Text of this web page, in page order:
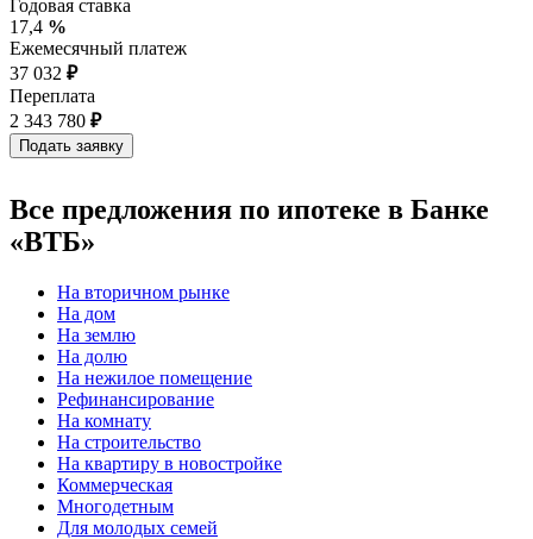
Годовая ставка
17,4 %
Ежемесячный платеж
37 032 ₽
Переплата
2 343 780 ₽
Все предложения по ипотеке в Банке
«ВТБ»
На вторичном рынке
На дом
На землю
На долю
На нежилое помещение
Рефинансирование
На комнату
На строительство
На квартиру в новостройке
Коммерческая
Многодетным
Для молодых семей